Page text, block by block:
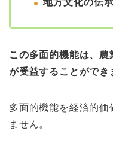
この多面的機能は、
が受益することができ
多面的機能を経済的価
ません。